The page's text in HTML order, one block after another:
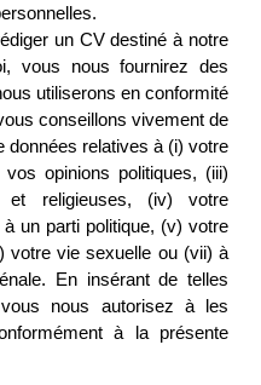
un CV destiné à notre
vous nous fournirez des
utiliserons en conformité
conseillons vivement de
données relatives à (i) votre
opinions politiques, (iii)
et religieuses, (iv) votre
un parti politique, (v) votre
votre vie sexuelle ou (vii) à
En insérant de telles
nous autorisez à les
à la présente